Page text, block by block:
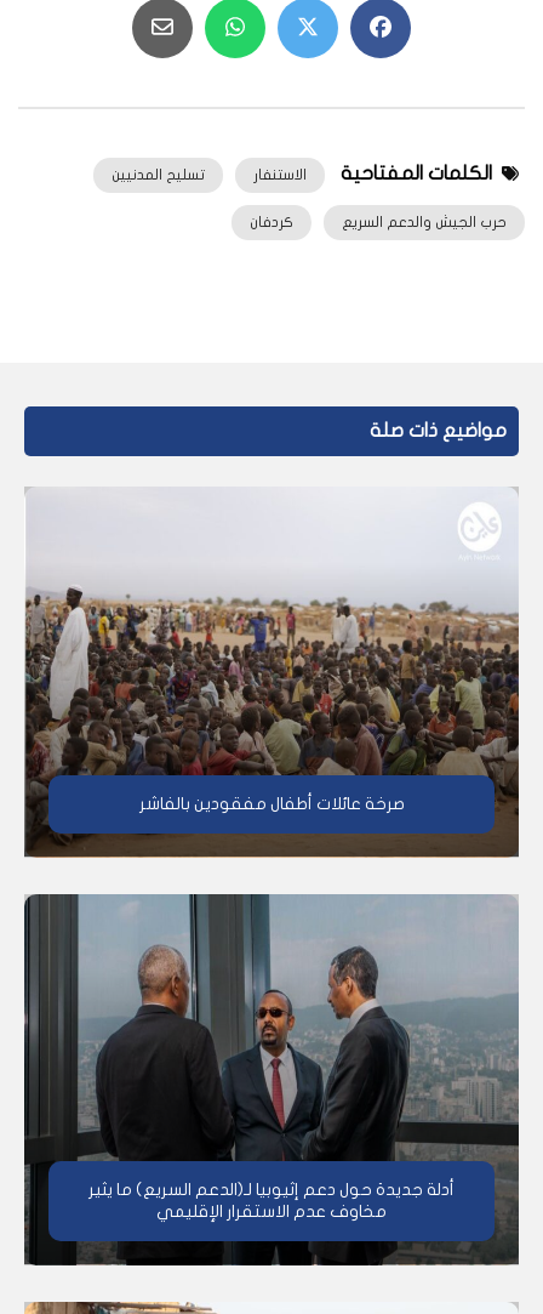
الكلمات المفتاحية الاستنفار تسليح المدنيين
حرب الجيش والدعم السريع كردفان
مواضيع ذات صلة
صرخة عائلات أطفال مفقودين بالفاشر
أدلة جديدة حول دعم إثيوبيا لـ(الدعم السريع) ما يثير
مخاوف عدم الاستقرار الإقليمي